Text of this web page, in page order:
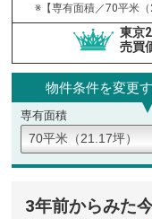
※【専有面積／70平米
東京
売買
物件条件を変更
専有面積
3年前からみた